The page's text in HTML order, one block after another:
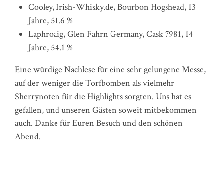
Cooley, Irish-Whisky.de, Bourbon Hogshead, 13
Jahre, 51.6 %
Laphroaig, Glen Fahrn Germany, Cask 7981, 14
Jahre, 54.1 %
Eine würdige Nachlese für eine sehr gelungene Messe,
auf der weniger die Torfbomben als vielmehr
Sherrynoten für die Highlights sorgten. Uns hat es
gefallen, und unseren Gästen soweit mitbekommen
auch. Danke für Euren Besuch und den schönen
Abend.